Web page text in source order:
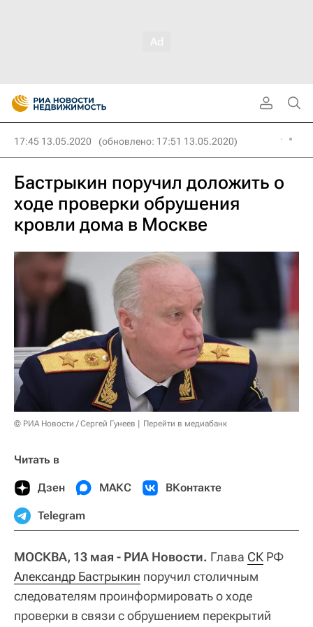
17:45 13.05.2020 (обновлено: 17:51 13.05.2020)
Бастрыкин поручил доложить о
ходе проверки обрушения
кровли дома в Москве
© РИА Новости / Сергей Гунеев Перейти в медиабанк
Читать в
Дзен МАКС ВКонтакте
Telegram
МОСКВА, 13 мая - РИА Новости. Глава СК РФ
Александр Бастрыкин поручил столичным
следователям проинформировать о ходе
проверки в связи с обрушением перекрытий